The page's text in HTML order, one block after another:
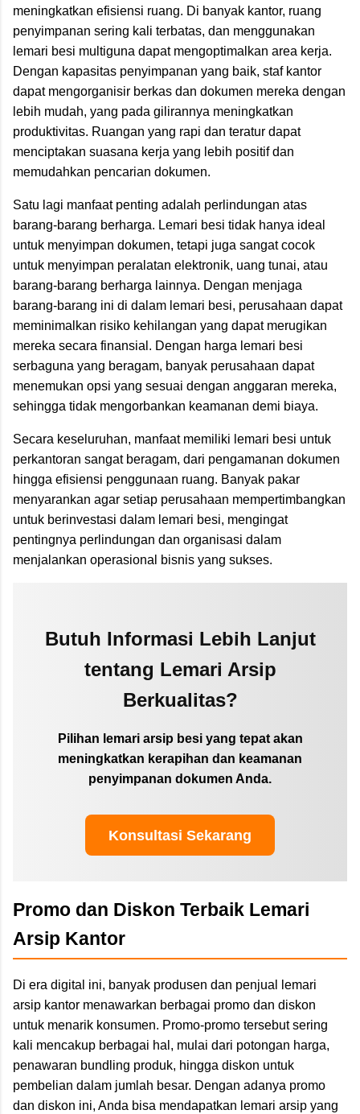
meningkatkan efisiensi ruang. Di banyak kantor, ruang
penyimpanan sering kali terbatas, dan menggunakan
lemari besi multiguna dapat mengoptimalkan area kerja.
Dengan kapasitas penyimpanan yang baik, staf kantor
dapat mengorganisir berkas dan dokumen mereka dengan
lebih mudah, yang pada gilirannya meningkatkan
produktivitas. Ruangan yang rapi dan teratur dapat
menciptakan suasana kerja yang lebih positif dan
memudahkan pencarian dokumen.
Satu lagi manfaat penting adalah perlindungan atas
barang-barang berharga. Lemari besi tidak hanya ideal
untuk menyimpan dokumen, tetapi juga sangat cocok
untuk menyimpan peralatan elektronik, uang tunai, atau
barang-barang berharga lainnya. Dengan menjaga
barang-barang ini di dalam lemari besi, perusahaan dapat
meminimalkan risiko kehilangan yang dapat merugikan
mereka secara finansial. Dengan harga lemari besi
serbaguna yang beragam, banyak perusahaan dapat
menemukan opsi yang sesuai dengan anggaran mereka,
sehingga tidak mengorbankan keamanan demi biaya.
Secara keseluruhan, manfaat memiliki lemari besi untuk
perkantoran sangat beragam, dari pengamanan dokumen
hingga efisiensi penggunaan ruang. Banyak pakar
menyarankan agar setiap perusahaan mempertimbangkan
untuk berinvestasi dalam lemari besi, mengingat
pentingnya perlindungan dan organisasi dalam
menjalankan operasional bisnis yang sukses.
Butuh Informasi Lebih Lanjut
tentang Lemari Arsip
Berkualitas?
Pilihan lemari arsip besi yang tepat akan
meningkatkan kerapihan dan keamanan
penyimpanan dokumen Anda.
Konsultasi Sekarang
Promo dan Diskon Terbaik Lemari
Arsip Kantor
Di era digital ini, banyak produsen dan penjual lemari
arsip kantor menawarkan berbagai promo dan diskon
untuk menarik konsumen. Promo-promo tersebut sering
kali mencakup berbagai hal, mulai dari potongan harga,
penawaran bundling produk, hingga diskon untuk
pembelian dalam jumlah besar. Dengan adanya promo
dan diskon ini, Anda bisa mendapatkan lemari arsip yang